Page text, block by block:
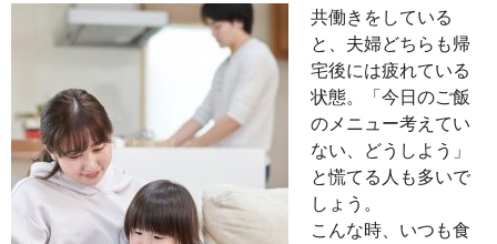
共働きをしている
と、夫婦どちらも帰
宅後には疲れている
状態。「今日のご飯
のメニュー考えてい
ない、どうしよう」
と慌てる人も多いで
しょう。
こんな時、いつも食